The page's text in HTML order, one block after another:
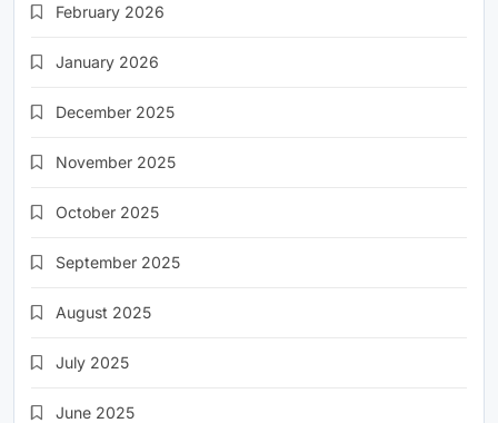
February 2026
January 2026
December 2025
November 2025
October 2025
September 2025
August 2025
July 2025
June 2025